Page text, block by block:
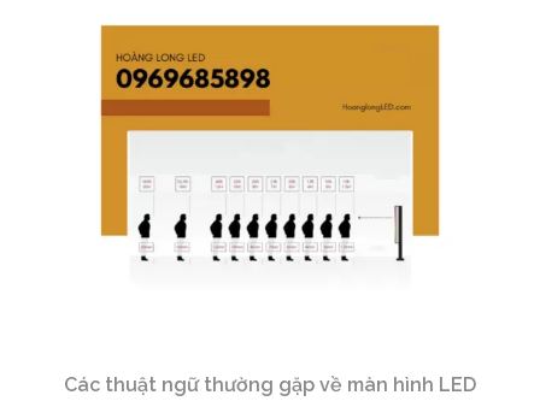
Các thuật ngữ thường gặp về màn hình LED